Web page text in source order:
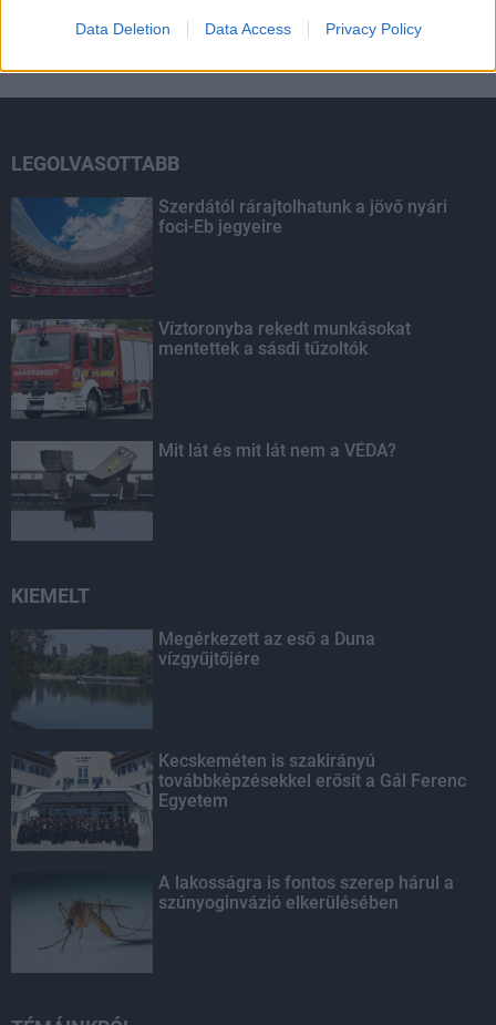
Data Deletion Data Access Privacy Policy
LEGOLVASOTTABB
Szerdától rárajtolhatunk a jövő nyári
foci-Eb jegyeire
Víztoronyba rekedt munkásokat
mentettek a sásdi tűzoltók
Mit lát és mit lát nem a VÉDA?
KIEMELT
Megérkezett az eső a Duna
vízgyűjtőjére
Kecskeméten is szakirányú
továbbképzésekkel erősít a Gál Ferenc
Egyetem
A lakosságra is fontos szerep hárul a
szúnyoginvázió elkerülésében